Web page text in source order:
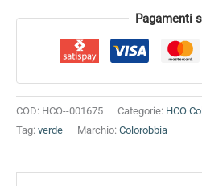
Alternative: Pagamenti
COD: HCO--001675 Categorie: HCO
Tag: verde Marchio: Colorobbia